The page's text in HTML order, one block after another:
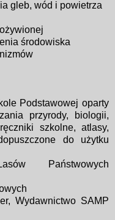
gleb, wód i powietrza
środowiska
Podstawowej oparty
przyrody, biologii,
szkolne, atlasy,
do użytku
Państwowych
Wydawnictwo SAMP